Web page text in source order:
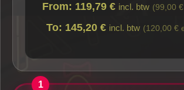
From: 119,79 € incl. btw (99,00
To: 145,20 € incl. btw (120,00 €